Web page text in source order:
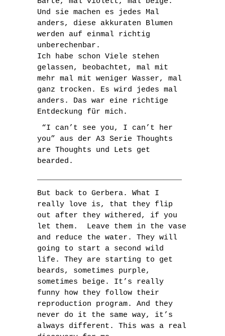
Und sie machen es jedes Mal
anders, diese akkuraten Blumen
werden auf einmal richtig
unberechenbar.
Ich habe schon Viele stehen
gelassen, beobachtet, mal mit
mehr mal mit weniger Wasser, mal
ganz trocken. Es wird jedes mal
anders. Das war eine richtige
Entdeckung für mich.
“I can’t see you, I can’t her
you” aus der A3 Serie Thoughts
are Thoughts und Lets get
bearded.
But back to Gerbera. What I
really love is, that they flip
out after they withered, if you
let them. Leave them in the vase
and reduce the water. They will
going to start a second wild
life. They are starting to get
beards, sometimes purple,
sometimes beige. It’s really
funny how they follow their
reproduction program. And they
never do it the same way, it’s
always different. This was a real